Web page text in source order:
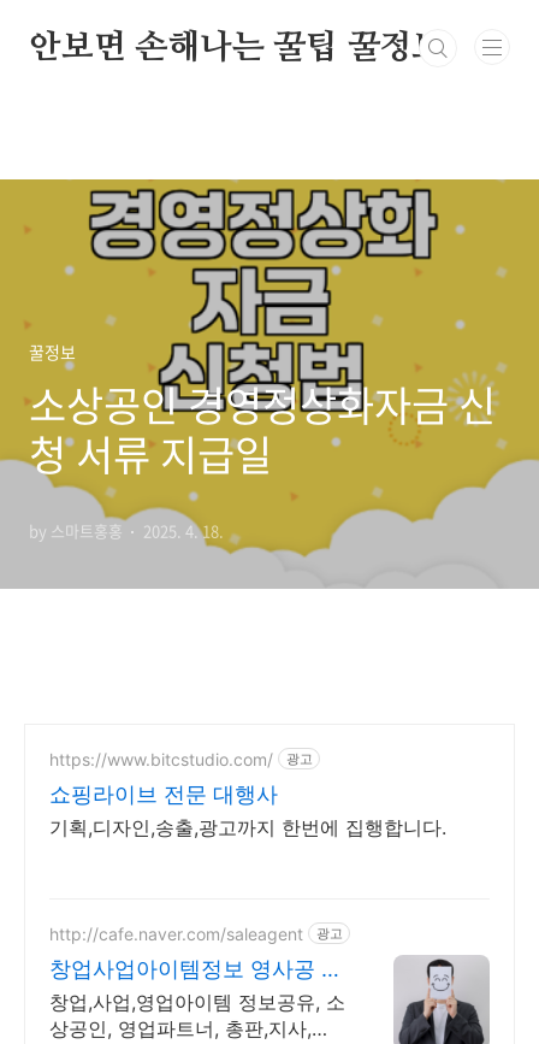
안보면 손해나는 꿀팁 꿀정보
꿀정보
소상공인 경영정상화자금 신
청 서류 지급일
by 스마트홍홍 2025. 4. 18.
https://www.bitcstudio.com/ 광고
쇼핑라이브 전문 대행사
기획,디자인,송출,광고까지 한번에 집행합니다.
http://cafe.naver.com/saleagent 광고
창업사업아이템정보 영사공 모
든 회원은 성공해야한다!
창업,사업,영업아이템 정보공유, 소
상공인, 영업파트너, 총판,지사,대